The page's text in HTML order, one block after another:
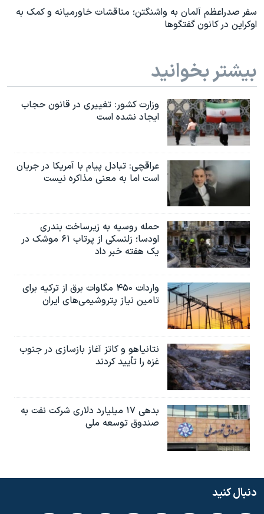
سفر صدراعظم آلمان به واشنگتن؛ مناقشات خاورمیانه و کمک به
اوکراین در‌ کانون گفتگوها
بیشتر بخوانید
وزارت کشور: تغییری در قانون حجاب
ایجاد نشده است
عراقچی: تبادل پیام با آمریکا در جریان
است اما به معنی مذاکره نیست
حمله روسیه به زیرساخت بندری
اودسا؛ زلنسکی از پرتاب ۶۱ موشک در
یک هفته خبر داد
واردات ۴۵۰ مگاوات برق از ترکیه برای
تامین نیاز پتروشیمی‌های ایران
نتانیاهو و کاتز آغاز بازسازی در جنوب
غزه را تأیید کردند
بدهی ۱۷ میلیارد دلاری شرکت نفت به
صندوق توسعه ملی
دنبال کنید